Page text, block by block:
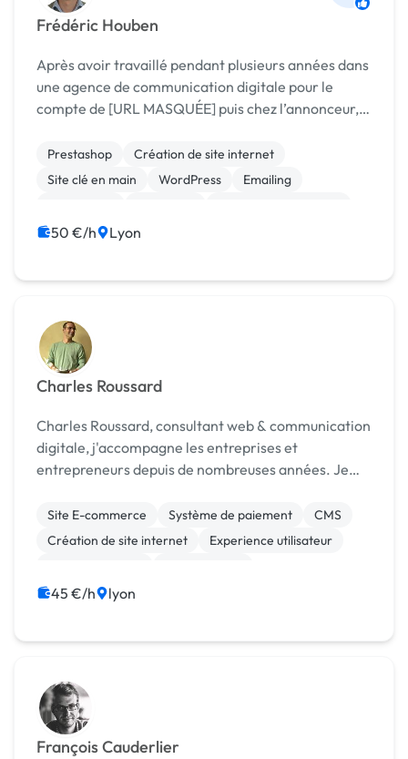
Frédéric Houben
Après avoir travaillé pendant plusieurs années dans
une agence de communication digitale pour le
compte de [URL MASQUÉE] puis chez l’annonceur,
SEO à mon compte.
Prestashop
Création de site internet
Site clé en main
WordPress
Emailing
SEM
SEO / GEO
50 €/h Lyon
Charles Roussard
Charles Roussard, consultant web & communication
digitale, j'accompagne les entreprises et
entrepreneurs depuis de nombreuses années. Je
partenariat et mon objectif est de vous apporter un
maximum d'expert...
Site E-commerce Système de paiement
CMS
Création de site internet
Experience utilisateur
Migration ou refonte de site
45 €/h lyon
François Cauderlier